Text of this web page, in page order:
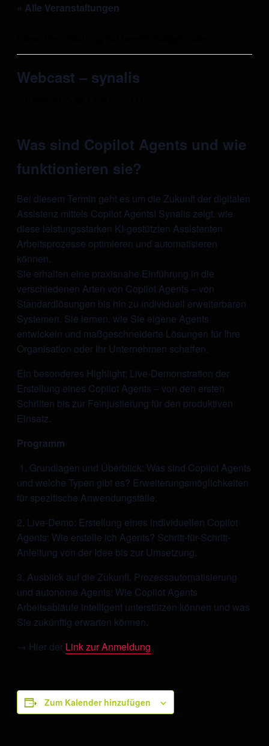
« Alle Veranstaltungen
Webcast – synalis
Was sind Copilot Agents und wie
funktionieren sie?
Bei diesem Termin geht es um die Zukunft der digitalen
Assistenz mittels Copilot Agents! Synalis zeigt, wie
diese leistungsstarken KI-gestützten Assistenten
Arbeitsprozesse optimieren und automatisieren
können.
Sie erhalten eine praxisnahe Einführung in die
verschiedenen Arten von Copilot Agents – von
Standardlösungen bis hin zu individuell erweiterbaren
Systemen. Sie lernen, wie Sie eigene Agents
entwickeln und maßgeschneiderte Lösungen für Ihre
Organisation oder Ihr Unternehmen schaffen.
Ein besonderes Highlight: Live-Demonstration der
Erstellung eines Copilot Agents – von den ersten
Schritten bis zur Feinjustierung für den produktiven
Einsatz. ​
Programm
​ 1. Grundlagen und Überblick: Was sind Copilot Agents
und welche Typen gibt es? Erweiterungsmöglichkeiten
für spezifische Anwendungsfälle.
2. Live-Demo: Erstellung eines individuellen Copilot
Agents: Wie erstelle ich Agents? Schritt-für-Schritt-
Anleitung von der Idee bis zur Umsetzung.
3. Ausblick auf die Zukunft. Prozessautomatisierung
und autonome Agents: Wie Copilot Agents
Arbeitsabläufe intelligent unterstützen können und was
Sie zukünftig erwarten können.
→ Hier der Link zur Anmeldung.
Zum Kalender hinzufügen